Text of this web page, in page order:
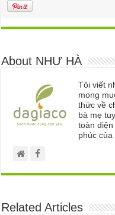
About NHƯ HÀ
Tôi viết
mong
thức về
bà mẹ
toàn
phúc của
Related Articles